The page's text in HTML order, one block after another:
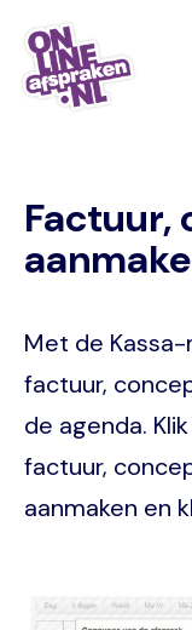
Naar
hoofdinhoud
Factuur,
Met de
factuur,
de agenda.
factuur,
aanmaken en
Image